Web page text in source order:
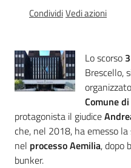
Seguici
su
CondividiVedi azioni
Lo scorso
Brescello,
Comune
protagonista il giudice
che, nel 2018, ha emesso
nel processo Aemilia, dopo
bunker.